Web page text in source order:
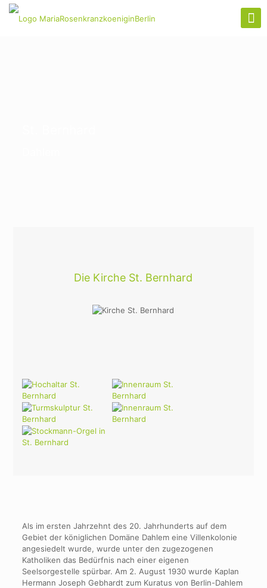
Die Kirche St. Bernhard
Als im ersten Jahrzehnt des 20. Jahrhunderts auf dem
Gebiet der königlichen Domäne Dahlem eine Villenkolonie
angesiedelt wurde, wurde unter den zugezogenen
Katholiken das Bedürfnis nach einer eigenen
Seelsorgestelle spürbar. Am 2. August 1930 wurde Kaplan
Hermann Joseph Gebhardt zum Kuratus von Berlin-Dahlem